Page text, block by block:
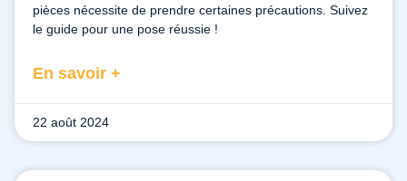
pièces nécessite de prendre certaines précautions. Suivez
le guide pour une pose réussie !
En savoir +
22 août 2024